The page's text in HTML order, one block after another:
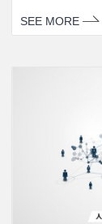
SEE MORE